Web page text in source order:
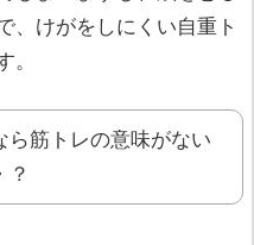
、けがをしにくい自重ト
ら筋トレの意味がない
？